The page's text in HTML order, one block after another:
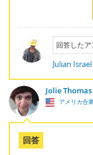
回答したア
Julian
Jolie Thomas
アメリカ合
回答